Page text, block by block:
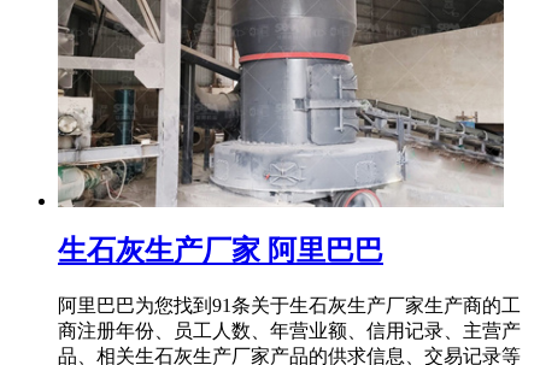
生石灰生产厂家 阿里巴巴
阿里巴巴为您找到91条关于生石灰生产厂家生产商的工
商注册年份、员工人数、年营业额、信用记录、主营产
品、相关生石灰生产厂家产品的供求信息、交易记录等